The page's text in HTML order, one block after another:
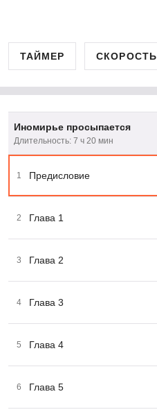
ТАЙМЕР СКОРОСТЬ
Иномирье просыпается
Длительность: 7 ч 20 мин
1 Предисловие
2 Глава 1
3 Глава 2
4 Глава 3
5 Глава 4
6 Глава 5